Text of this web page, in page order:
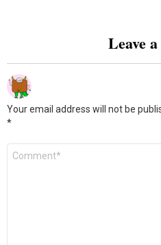
Leave
Your email address will not be
*